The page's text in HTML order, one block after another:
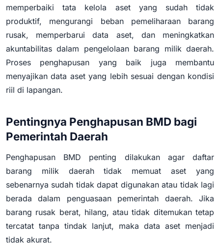
memperbaiki tata kelola aset yang sudah tidak
produktif, mengurangi beban pemeliharaan barang
rusak, memperbarui data aset, dan meningkatkan
akuntabilitas dalam pengelolaan barang milik daerah.
Proses penghapusan yang baik juga membantu
menyajikan data aset yang lebih sesuai dengan kondisi
riil di lapangan.
Pentingnya Penghapusan BMD bagi
Pemerintah Daerah
Penghapusan BMD penting dilakukan agar daftar
barang milik daerah tidak memuat aset yang
sebenarnya sudah tidak dapat digunakan atau tidak lagi
berada dalam penguasaan pemerintah daerah. Jika
barang rusak berat, hilang, atau tidak ditemukan tetap
tercatat tanpa tindak lanjut, maka data aset menjadi
tidak akurat.